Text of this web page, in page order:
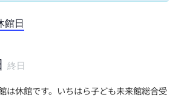
館日
終日
は休館です。いちはら子ども未来館総合受